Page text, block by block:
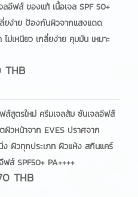
อีฟส์ ของแท้ เนื้อเจล SPF 50+
ลี่ยง่าย ป้องกันผิวจากแสงแดด
ม่เหนียว เกลี่ยง่าย คุมมัน เหมาะ
THB
ส์สูตรใหม่ ครีมเจลส้ม ซันเจลอีฟส์
วหน้าจาก EVES ปราศจาก
ง ผิวทุกประเภท ผิวแห้ง สกินแคร์
ส์ SPF50+ PA++++
THB